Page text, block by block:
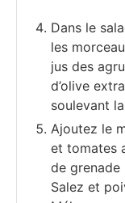
Dans le
les
jus des
d’olive
soulevant
Ajoutez le
et tomates
de
Salez et